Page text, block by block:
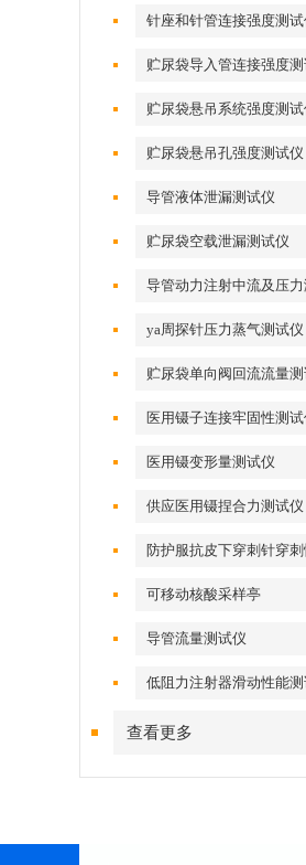
针座和针管连接强度测试
贮尿袋导入管连接强度测
贮尿袋悬吊系统强度测试
贮尿袋悬吊孔强度测试仪
导管液体泄漏测试仪
贮尿袋空载泄漏测试仪
导管动力注射中流及压
ya周探针压力蒸气测试仪
贮尿袋单向阀回流流量测
医用镊子连接牢固性测试
医用镊变形量测试仪
供应医用镊捏合力测试仪
防护服抗皮下穿刺针穿
测试仪
可移动核酸采样亭
导管流量测试仪
低阻力注射器滑动性能测
查看更多